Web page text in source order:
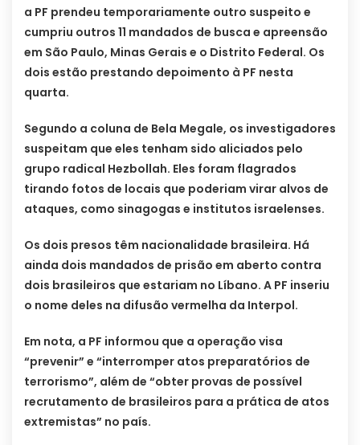
a PF prendeu temporariamente outro suspeito e
cumpriu outros 11 mandados de busca e apreensão
em São Paulo, Minas Gerais e o Distrito Federal. Os
dois estão prestando depoimento à PF nesta
quarta.
Segundo a coluna de Bela Megale, os investigadores
suspeitam que eles tenham sido aliciados pelo
grupo radical Hezbollah. Eles foram flagrados
tirando fotos de locais que poderiam virar alvos de
ataques, como sinagogas e institutos israelenses.
Os dois presos têm nacionalidade brasileira. Há
ainda dois mandados de prisão em aberto contra
dois brasileiros que estariam no Líbano. A PF inseriu
o nome deles na difusão vermelha da Interpol.
Em nota, a PF informou que a operação visa
“prevenir” e “interromper atos preparatórios de
terrorismo”, além de “obter provas de possível
recrutamento de brasileiros para a prática de atos
extremistas” no país.